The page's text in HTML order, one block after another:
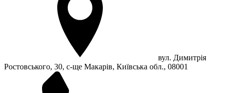
вул. Димитрія
Ростовського, 30, с-ще Макарів, Київська обл., 08001